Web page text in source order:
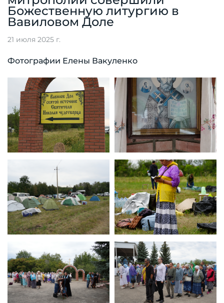
Божественную литургию в
Вавиловом Доле
21 июля 2025 г.
Фотографии Елены Вакуленко